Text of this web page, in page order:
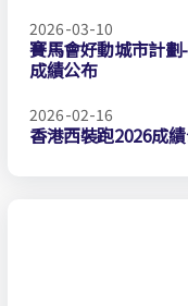
2026-03-10
賽馬會好動城市計
成績公布
2026-02-16
香港西裝跑2026成